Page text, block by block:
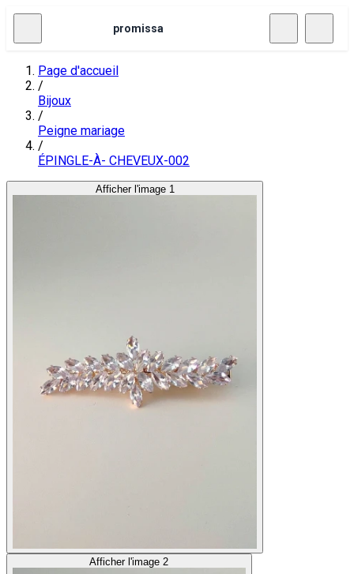
promissa
Page d'accueil
/
Bijoux
/
Peigne mariage
/
ÉPINGLE-À- CHEVEUX-002
Afficher l'image 1
Afficher l'image 2